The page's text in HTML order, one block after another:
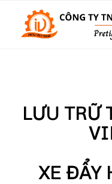
LƯU TRỮ
XE ĐẨY